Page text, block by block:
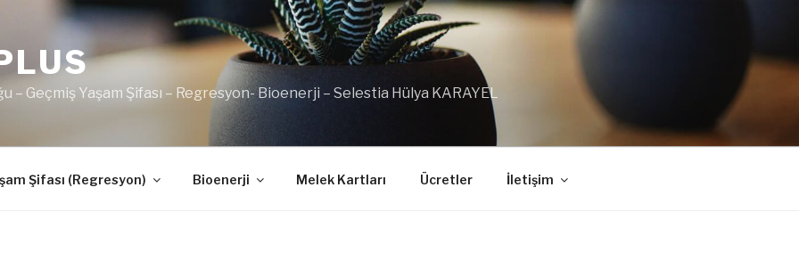
– Geçmiş Yaşam Şifası – Regresyon- Bioenerji – Selestia Hülya KARAYEL
Şifası (Regresyon) Bioenerji Melek Kartları Ücretler İletişim